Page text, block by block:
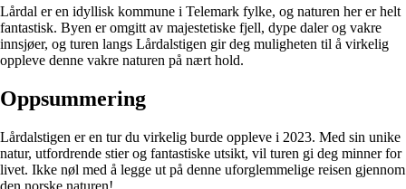
Lårdal er en idyllisk kommune i Telemark fylke, og naturen her er helt
fantastisk. Byen er omgitt av majestetiske fjell, dype daler og vakre
innsjøer, og turen langs Lårdalstigen gir deg muligheten til å virkelig
oppleve denne vakre naturen på nært hold.
Oppsummering
Lårdalstigen er en tur du virkelig burde oppleve i 2023. Med sin unike
natur, utfordrende stier og fantastiske utsikt, vil turen gi deg minner for
livet. Ikke nøl med å legge ut på denne uforglemmelige reisen gjennom